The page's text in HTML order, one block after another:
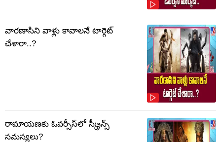
వారణాసిని వాళ్లు కావాలనే టార్గెట్
చేశారా..?
రామాయణకు ఓవర్సీస్‌లో స్క్రీన్స్
సమస్యలు?